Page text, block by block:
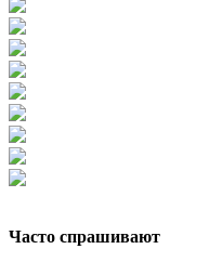
Часто спрашивают